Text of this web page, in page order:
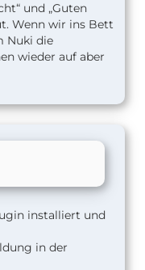
und „Guten
Wenn wir ins Bett
Nuki die
wieder auf aber
installiert und
in der